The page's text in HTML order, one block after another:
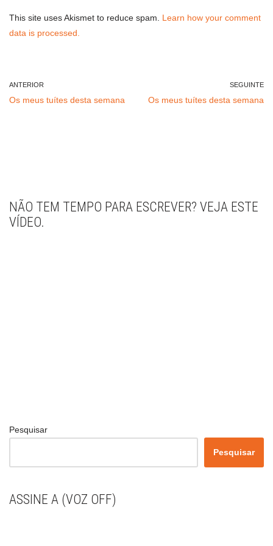
This site uses Akismet to reduce spam. Learn how your comment
data is processed.
ANTERIOR
Os meus tuítes desta semana
SEGUINTE
Os meus tuítes desta semana
NÃO TEM TEMPO PARA ESCREVER? VEJA ESTE
VÍDEO.
Pesquisar
Pesquisar
ASSINE A (VOZ OFF)